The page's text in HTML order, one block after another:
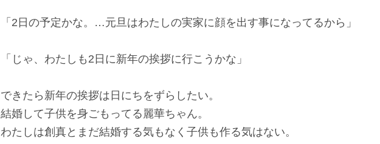
「2日の予定かな。…元旦はわたしの実家に顔を出す事になってるから」
「じゃ、わたしも2日に新年の挨拶に行こうかな」
できたら新年の挨拶は日にちをずらしたい。
結婚して子供を身ごもってる麗華ちゃん。
わたしは創真とまだ結婚する気もなく子供も作る気はない。